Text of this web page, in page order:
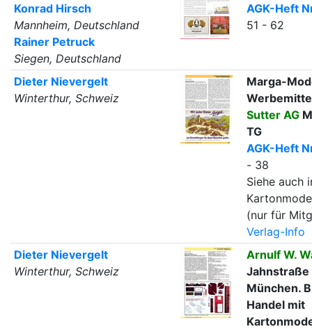
Konrad Hirsch
Mannheim, Deutschland
Rainer Petruck
Siegen, Deutschland
AGK-Heft
51 - 62
Dieter Nievergelt
Winterthur, Schweiz
Marga-
Sutter AG
TG
AGK-Heft
- 38
Siehe auch
(nur für
Verlag-Info
Dieter Nievergelt
Winterthur, Schweiz
Arnulf W.
München.
Handel mit